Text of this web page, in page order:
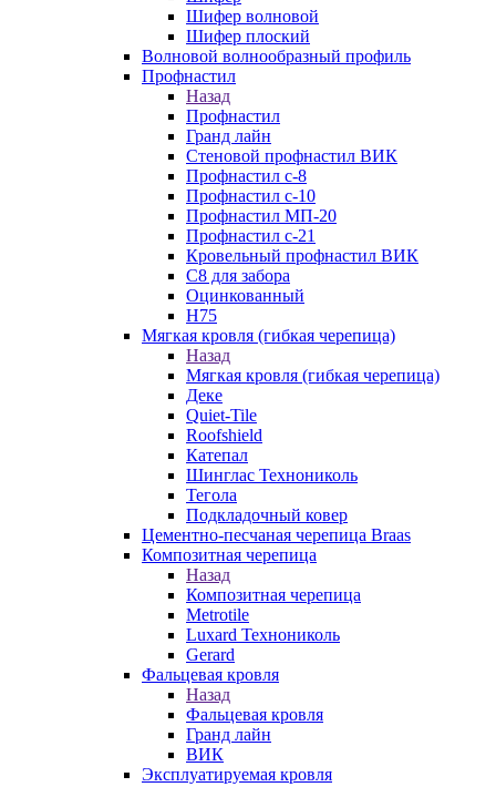
Шифер волновой
Шифер плоский
Волновой волнообразный профиль
Профнастил
Назад
Профнастил
Гранд лайн
Стеновой профнастил ВИК
Профнастил с-8
Профнастил с-10
Профнастил МП-20
Профнастил с-21
Кровельный профнастил ВИК
С8 для забора
Оцинкованный
Н75
Мягкая кровля (гибкая черепица)
Назад
Мягкая кровля (гибкая черепица)
Деке
Quiet-Tile
Roofshield
Катепал
Шинглас Технониколь
Тегола
Подкладочный ковер
Цементно-песчаная черепица Braas
Композитная черепица
Назад
Композитная черепица
Metrotile
Luxard Технониколь
Gerard
Фальцевая кровля
Назад
Фальцевая кровля
Гранд лайн
ВИК
Эксплуатируемая кровля